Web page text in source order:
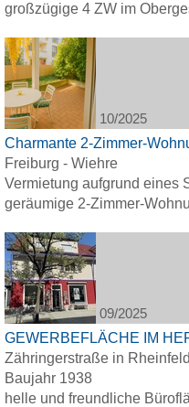
großzügige 4 ZW im
10/2025
Charmante 2-Zimmer-
Freiburg - Wiehre
Vermietung aufgrund eines
geräumige 2-Zimmer-
09/2025
GEWERBEFLÄCHE IM
Zähringerstraße in
Baujahr 1938
helle und freundliche